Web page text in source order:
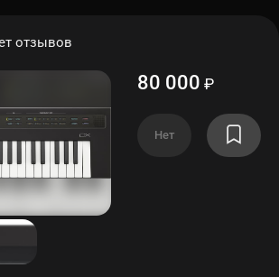
отзывов
80 000 ₽
Нет